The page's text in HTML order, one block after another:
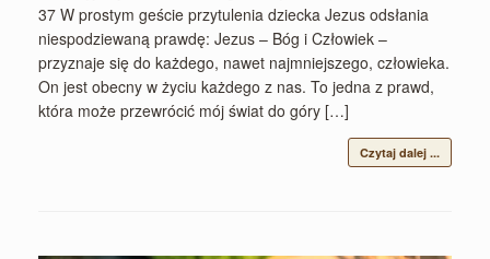
37 W prostym geście przytulenia dziecka Jezus odsłania
niespodziewaną prawdę: Jezus – Bóg i Człowiek –
przyznaje się do każdego, nawet najmniejszego, człowieka.
On jest obecny w życiu każdego z nas. To jedna z prawd,
która może przewrócić mój świat do góry […]
Czytaj dalej ...